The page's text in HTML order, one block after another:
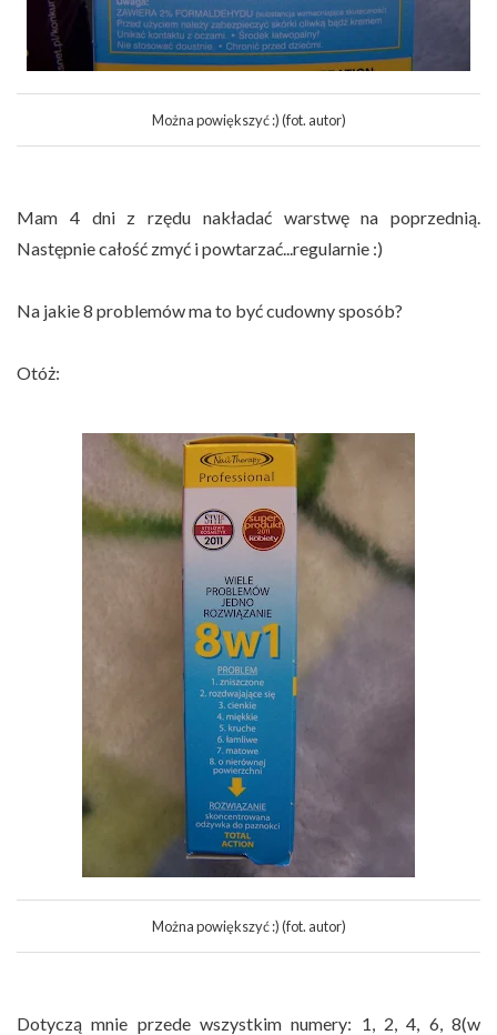
Można powiększyć :) (fot. autor)
Mam 4 dni z rzędu nakładać warstwę na poprzednią.
Następnie całość zmyć i powtarzać...regularnie :)
Na jakie 8 problemów ma to być cudowny sposób?
Otóż:
Można powiększyć :) (fot. autor)
Dotyczą mnie przede wszystkim numery: 1, 2, 4, 6, 8(w